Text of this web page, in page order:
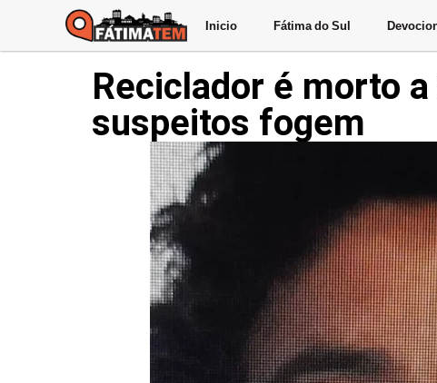
Inicio Fátima do Sul
Reciclador é morto
suspeitos fogem